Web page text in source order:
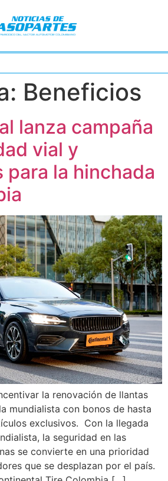
Beneficios
lanza campaña
vial y
la hinchada
la renovación de llantas
mundialista con bonos de hasta
exclusivos. Con la llegada
la seguridad en las
se convierte en una prioridad
que se desplazan por el país.